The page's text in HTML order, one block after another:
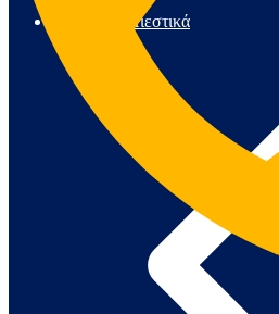
Αντλίες & Πιεστικά